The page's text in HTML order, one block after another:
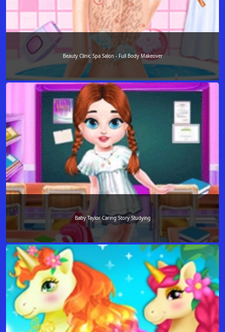
Beauty Clinic Spa Salon - Full Body Makeover
Baby Taylor Caring Story Studying